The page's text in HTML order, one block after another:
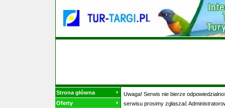
Strona główna
Oferty
Uwaga! Serwis nie bierze
serwisu prosimy zgłaszać